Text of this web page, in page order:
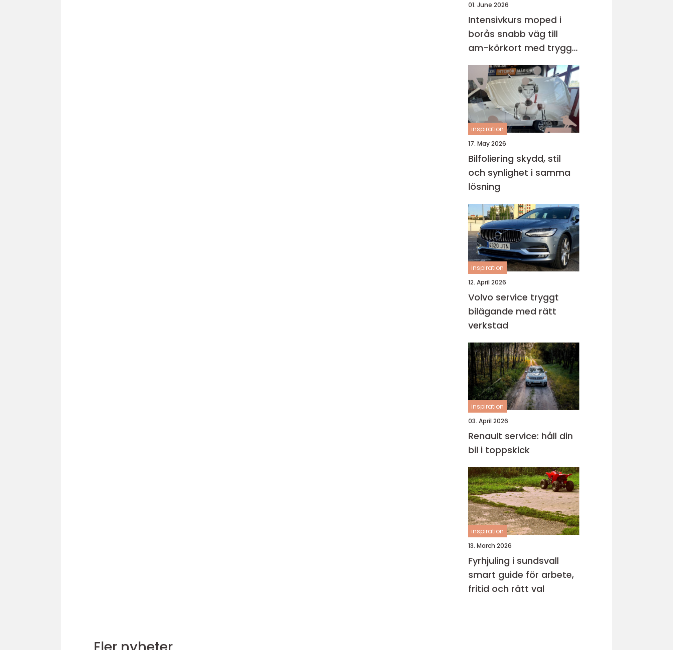
01. June 2026
Intensivkurs moped i
borås snabb väg till
am-körkort med trygg
grund
inspiration
17. May 2026
Bilfoliering skydd, stil
och synlighet i samma
lösning
inspiration
12. April 2026
Volvo service tryggt
bilägande med rätt
verkstad
inspiration
03. April 2026
Renault service: håll din
bil i toppskick
inspiration
13. March 2026
Fyrhjuling i sundsvall
smart guide för arbete,
fritid och rätt val